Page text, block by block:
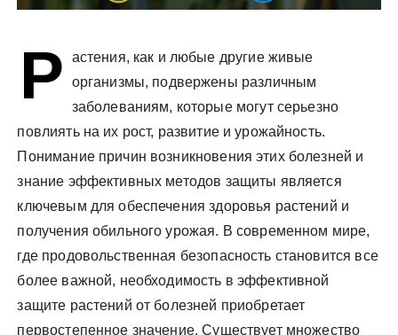
Р
астения, как и любые другие живые
организмы, подвержены различным
заболеваниям, которые могут серьезно
повлиять на их рост, развитие и урожайность.
Понимание причин возникновения этих болезней и
знание эффективных методов защиты является
ключевым для обеспечения здоровья растений и
получения обильного урожая. В современном мире,
где продовольственная безопасность становится все
более важной, необходимость в эффективной
защите растений от болезней приобретает
первостепенное значение. Существует множество